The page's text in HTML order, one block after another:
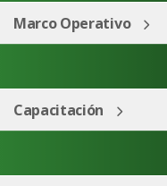
Marco Operativo
Capacitación